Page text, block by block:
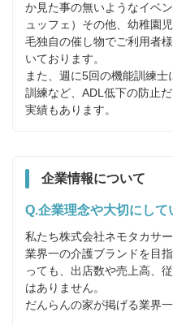
か見た事の無いようなイベ
ュッフェ）その他、幼稚園
毛独自の催し物でご利用者
いております。
また、週に5回の機能訓練
訓練など、ADL低下の防止
実績もあります。
企業情報について
Q.企業理念や大切にして
私たち株式会社ネモタカサ
業界一の介護ブランドを目
っても、出店数や売上高、
はありません。
だんらんの家が掲げる業界